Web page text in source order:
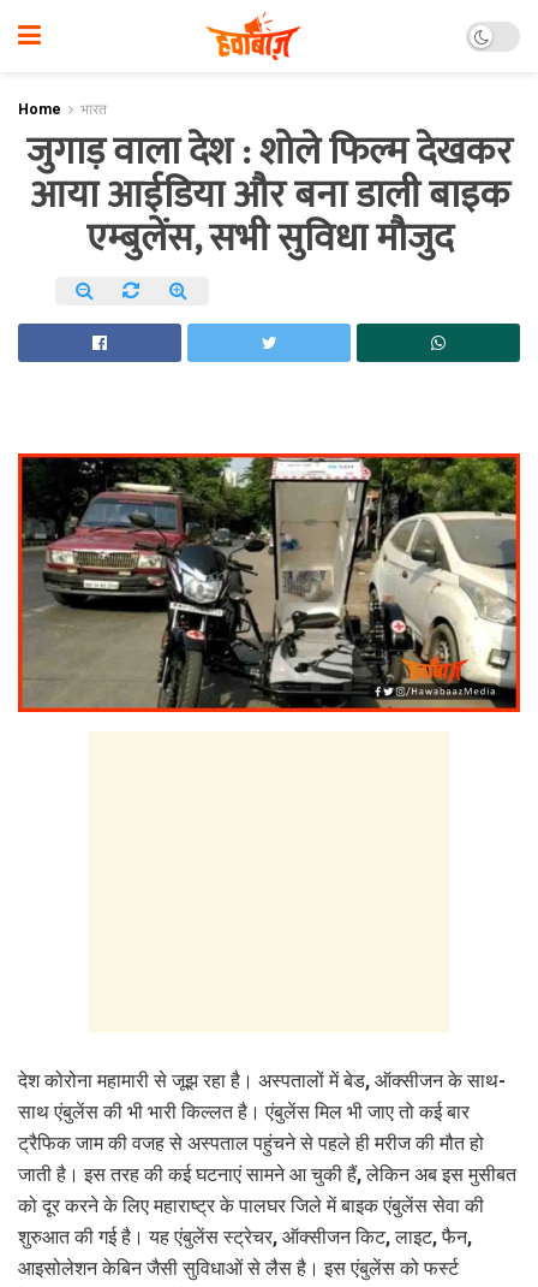
Home भारत
जुगाड़ वाला देश : शोले फिल्म देखकर
आया आईडिया और बना डाली बाइक
एम्बुलेंस, सभी सुविधा मौजुद
देश कोरोना महामारी से जूझ रहा है। अस्पतालों में बेड, ऑक्सीजन के साथ-
साथ एंबुलेंस की भी भारी किल्लत है। एंबुलेंस मिल भी जाए तो कई बार
ट्रैफिक जाम की वजह से अस्पताल पहुंचने से पहले ही मरीज की मौत हो
जाती है। इस तरह की कई घटनाएं सामने आ चुकी हैं, लेकिन अब इस मुसीबत
को दूर करने के लिए महाराष्ट्र के पालघर जिले में बाइक एंबुलेंस सेवा की
शुरुआत की गई है। यह एंबुलेंस स्ट्रेचर, ऑक्सीजन किट, लाइट, फैन,
आइसोलेशन केबिन जैसी सुविधाओं से लैस है। इस एंबुलेंस को फर्स्ट